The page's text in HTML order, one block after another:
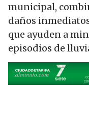
municipal,
daños
que ayuden a
episodios de